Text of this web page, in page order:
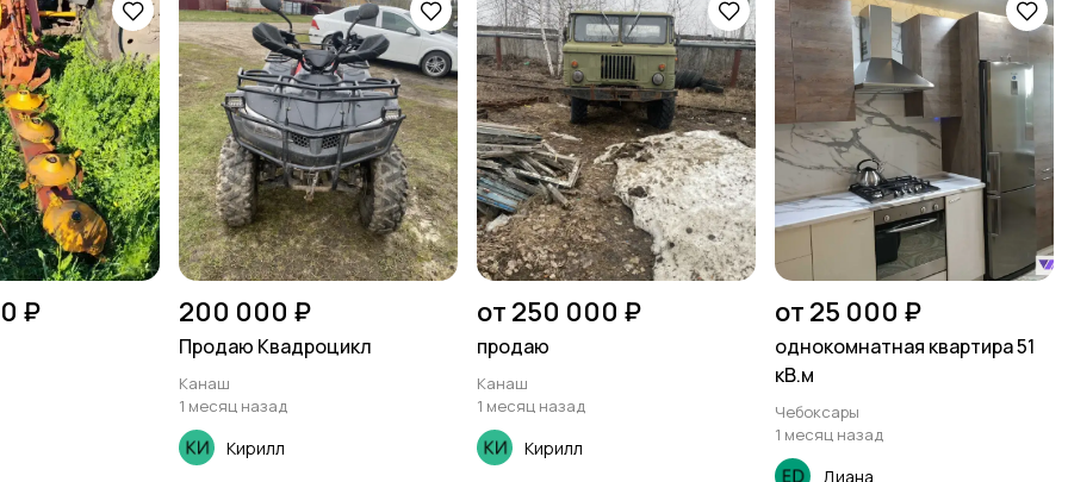
₽ 200 000 ₽
Продаю Квадроцикл
Канаш
1 месяц назад
Кирилл
от 250 000 ₽
продаю
Канаш
1 месяц назад
Кирилл
от 25 000 ₽
однокомнатная квартира 51
кВ.м
Чебоксары
1 месяц назад
Диана